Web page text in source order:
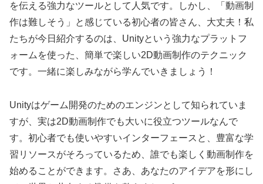
を伝える強力なツールとして人気です。しかし、「動画制
作は難しそう」と感じている初心者の皆さん、大丈夫！私
たちが今日紹介するのは、Unityという強力なプラットフ
ォームを使った、簡単で楽しい2D動画制作のテクニック
です。一緒に楽しみながら学んでいきましょう！
Unityはゲーム開発のためのエンジンとして知られていま
すが、実は2D動画制作でも大いに役立つツールなんで
す。初心者でも使いやすいインターフェースと、豊富な学
習リソースがそろっているため、誰でも楽しく動画制作を
始めることができます。さあ、あなたのアイデアを形にし